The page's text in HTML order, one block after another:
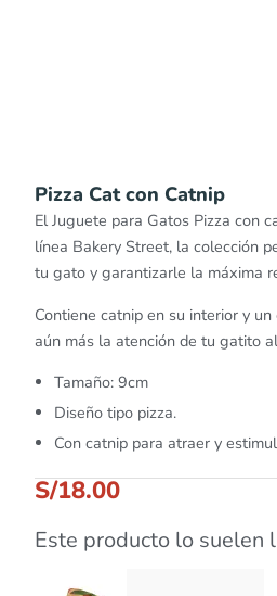
Pizza Cat con Catnip
El Juguete para Gatos Pizza con
línea Bakery Street, la colección
tu gato y garantizarle la máxima
Contiene catnip en su interior y
aún más la atención de tu gatito
Tamaño: 9cm
Diseño tipo pizza.
Con catnip para atraer y
S/18.00
Este producto lo suelen